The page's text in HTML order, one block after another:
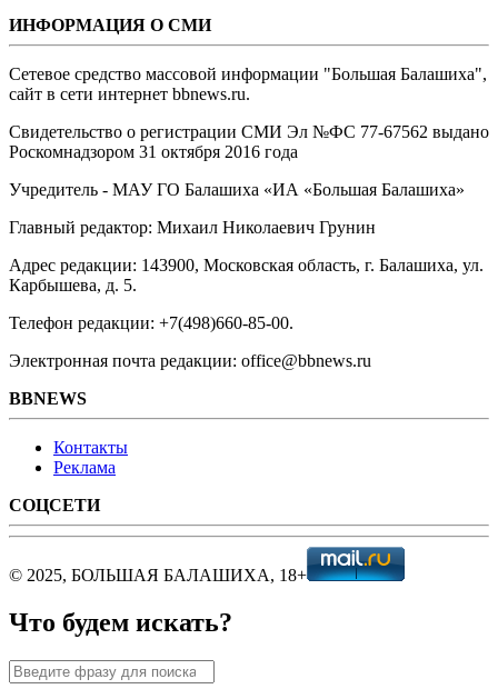
ИНФОРМАЦИЯ О СМИ
Сетевое средство массовой информации "Большая Балашиха",
сайт в сети интернет bbnews.ru.
Свидетельство о регистрации СМИ Эл №ФС ‎77-67562 выдано
Роскомнадзором 31 октября 2016 года
Учредитель - МАУ ГО Балашиха «ИА «Большая Балашиха»
Главный редактор: Михаил Николаевич Грунин
Адрес редакции: 143900, Московская область, г. Балашиха, ул.
Карбышева, д. 5.
Телефон редакции: +7(498)660-85-00.
Электронная почта редакции: office@bbnews.ru
BBNEWS
Контакты
Реклама
СОЦСЕТИ
© 2025, БОЛЬШАЯ БАЛАШИХА, 18+
Что будем искать?